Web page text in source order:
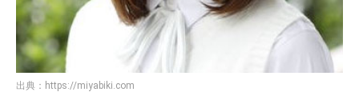
出典： https://miyabiki.com